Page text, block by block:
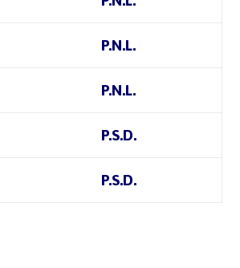
P.N.L.
P.N.L.
P.S.D.
P.S.D.